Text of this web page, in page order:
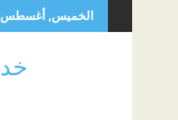
to
الخميس, أغسطس 6, 2026